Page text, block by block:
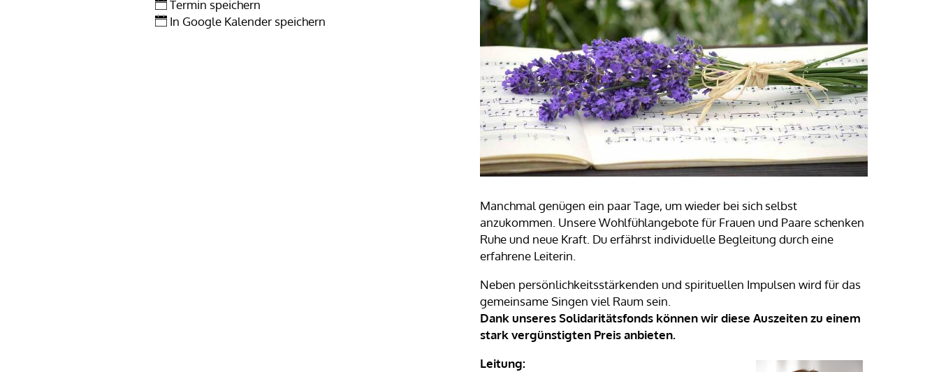
Termin speichern
In Google Kalender speichern
Manchmal genügen ein paar Tage, um wieder bei sich selbst
anzukommen. Unsere Wohlfühlangebote für Frauen und Paare schenken
Ruhe und neue Kraft. Du erfährst individuelle Begleitung durch eine
erfahrene Leiterin.
Neben persönlichkeitsstärkenden und spirituellen Impulsen wird für das
gemeinsame Singen viel Raum sein.
Dank unseres Solidaritätsfonds können wir diese Auszeiten zu einem
stark vergünstigten Preis anbieten.
Leitung: